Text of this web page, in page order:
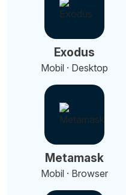
Exodus
Mobil · Desktop
Metamask
Mobil · Browser